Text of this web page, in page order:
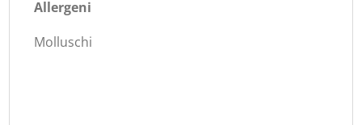
Allergeni
Molluschi